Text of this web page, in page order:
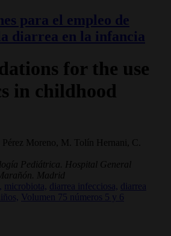
para el empleo de
diarrea en la infancia
for the use
in childhood
Moreno, M. Tolín Hernani, C.
Pediátrica. Hospital General
Madrid
microbiota, diarrea infecciosa, diarrea
niños, Volumen 75 números 5 y 6